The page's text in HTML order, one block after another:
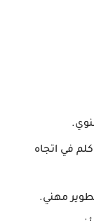
بدل سفر: 0.23 يورو لكل كلم حتى 30 كلم في اتجاه
مهني.